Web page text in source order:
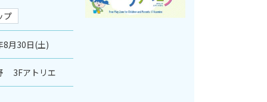
プ
8月30日(土)
3Fアトリエ